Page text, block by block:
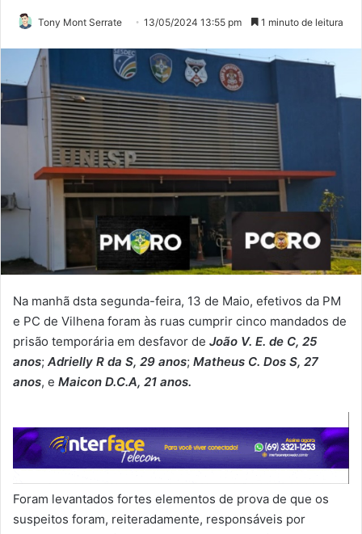
Tony Mont Serrate 13/05/2024 13:55 pm 1 minuto de leitura
Na manhã dsta segunda-feira, 13 de Maio, efetivos da PM
e PC de Vilhena foram às ruas cumprir cinco mandados de
prisão temporária em desfavor de João V. E. de C, 25
anos; Adrielly R da S, 29 anos; Matheus C. Dos S, 27
anos, e Maicon D.C.A, 21 anos.
Foram levantados fortes elementos de prova de que os
suspeitos foram, reiteradamente, responsáveis por